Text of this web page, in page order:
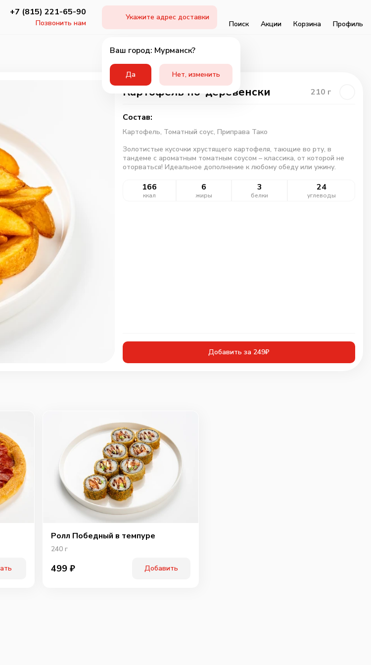
+7 (815) 221-65-90
Позвонить нам
Укажите адрес доставки
Ваш город: Мурманск?
Да Нет, изменить
Поиск Акции Корзина Профиль
Картофель по-деревенски 210 г
Состав:
Картофель, Томатный соус, Приправа Тако
Золотистые кусочки хрустящего картофеля, тающие во рту, в
тандеме с ароматным томатным соусом – классика, от которой не
оторваться! Идеальное дополнение к любому обеду или ужину.
166
ккал
6
жиры
3
белки
24
углеводы
Добавить за 249₽
Ролл Победный в темпуре
240 г
499 ₽ Добавить